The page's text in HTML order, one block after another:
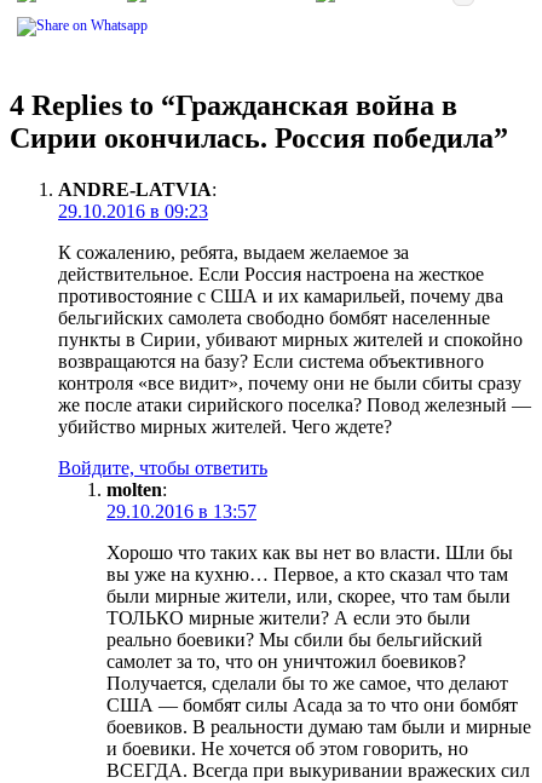
4 Replies to “Гражданская война в
Сирии окончилась. Россия победила”
ANDRE-LATVIA:
29.10.2016 в 09:23
К сожалению, ребята, выдаем желаемое за
действительное. Если Россия настроена на жесткое
противостояние с США и их камарильей, почему два
бельгийских самолета свободно бомбят населенные
пункты в Сирии, убивают мирных жителей и спокойно
возвращаются на базу? Если система объективного
контроля «все видит», почему они не были сбиты сразу
же после атаки сирийского поселка? Повод железный —
убийство мирных жителей. Чего ждете?
Войдите, чтобы ответить
molten:
29.10.2016 в 13:57
Хорошо что таких как вы нет во власти. Шли бы
вы уже на кухню… Первое, а кто сказал что там
были мирные жители, или, скорее, что там были
ТОЛЬКО мирные жители? А если это были
реально боевики? Мы сбили бы бельгийский
самолет за то, что он уничтожил боевиков?
Получается, сделали бы то же самое, что делают
США — бомбят силы Асада за то что они бомбят
боевиков. В реальности думаю там были и мирные
и боевики. Не хочется об этом говорить, но
ВСЕГДА. Всегда при выкуривании вражеских сил